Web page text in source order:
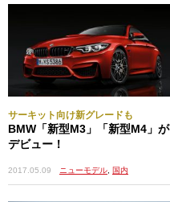
サーキット向け新グレードも
BMW「新型M3」「新型M4」が
デビュー！
2017.05.09 ニューモデル 国内